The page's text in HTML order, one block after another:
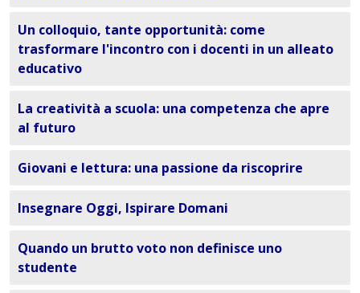
Un colloquio, tante opportunità: come
trasformare l'incontro con i docenti in un alleato
educativo
La creatività a scuola: una competenza che apre
al futuro
Giovani e lettura: una passione da riscoprire
Insegnare Oggi, Ispirare Domani
Quando un brutto voto non definisce uno
studente